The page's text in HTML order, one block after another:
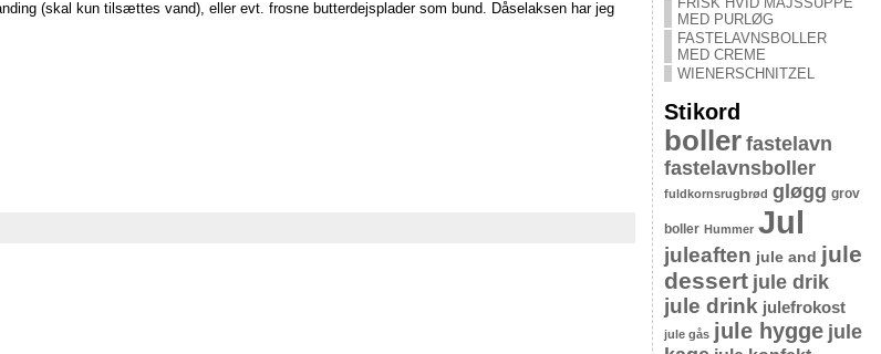
(skal kun tilsættes vand), eller evt. frosne butterdejsplader som bund. Dåselaksen har jeg
MED PURLØG
FASTELAVNSBOLLER
MED CREME
WIENERSCHNITZEL
Stikord
boller fastelavn
fastelavnsboller
fuldkornsrugbrød gløgg grov
boller Hummer Jul
juleaften jule and jule
dessert jule drik
jule drink julefrokost
jule gås jule hygge jule